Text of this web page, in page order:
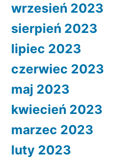
wrzesień 2023
sierpień 2023
lipiec 2023
czerwiec 2023
maj 2023
kwiecień 2023
marzec 2023
luty 2023